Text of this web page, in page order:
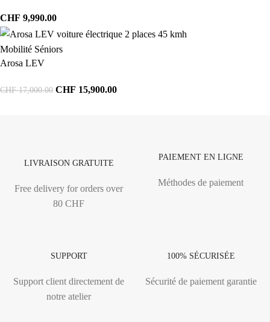
CHF 9,990.00
Mobilité Séniors
Arosa LEV
CHF17,000.00 CHF 15,900.00
LIVRAISON GRATUITE
Free delivery for orders over
80 CHF
PAIEMENT EN LIGNE
Méthodes de paiement
SUPPORT
Support client directement de
notre atelier
100% SÉCURISÉE
Sécurité de paiement garantie